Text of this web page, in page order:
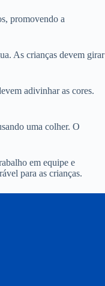
promovendo a
As crianças devem girar
adivinhar as cores.
uma colher. O
em equipe e
para as crianças.